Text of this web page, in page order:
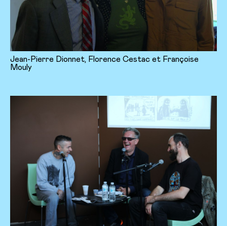
Jean-Pierre Dionnet, Florence Cestac et Françoise
Mouly